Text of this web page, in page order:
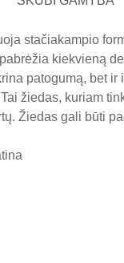
stačiakampio
kiekvieną
patogumą, bet
žiedas, kuriam
Žiedas gali būti